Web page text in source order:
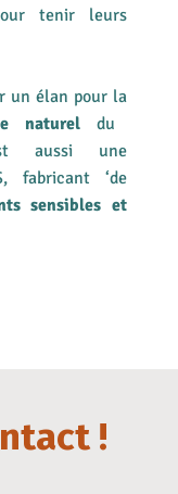
tenir leurs
un élan pour la
natureldu
aussi une
fabricant ‘de
sensibles et
!